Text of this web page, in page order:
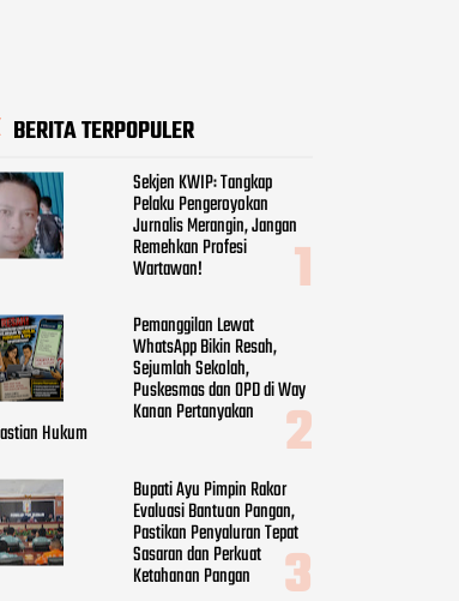
BERITA TERPOPULER
Sekjen KWIP: Tangkap
Pelaku Pengeroyokan
Jurnalis Merangin, Jangan
Remehkan Profesi
Wartawan!
Pemanggilan Lewat
WhatsApp Bikin Resah,
Sejumlah Sekolah,
Puskesmas dan OPD di Way
Kanan Pertanyakan
Hukum
Bupati Ayu Pimpin Rakor
Evaluasi Bantuan Pangan,
Pastikan Penyaluran Tepat
Sasaran dan Perkuat
Ketahanan Pangan